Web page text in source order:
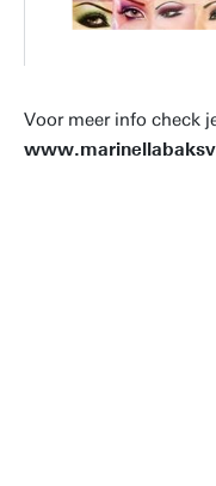
Voor meer info check